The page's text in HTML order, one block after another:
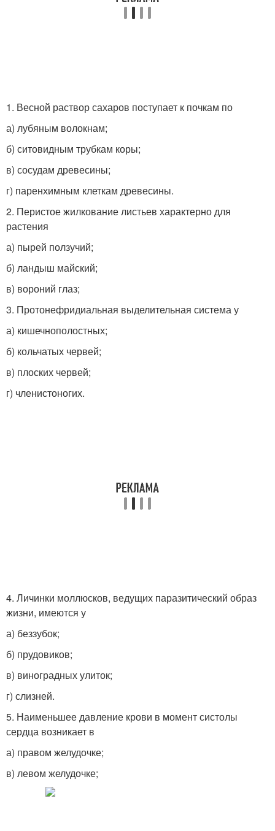
1. Весной раствор сахаров поступает к почкам по
а) лубяным волокнам;
б) ситовидным трубкам коры;
в) сосудам древесины;
г) паренхимным клеткам древесины.
2. Перистое жилкование листьев характерно для
растения
а) пырей ползучий;
б) ландыш майский;
в) вороний глаз;
3. Протонефридиальная выделительная система у
а) кишечнополостных;
б) кольчатых червей;
в) плоских червей;
г) членистоногих.
4. Личинки моллюсков, ведущих паразитический образ
жизни, имеются у
а) беззубок;
б) прудовиков;
в) виноградных улиток;
г) слизней.
5. Наименьшее давление крови в момент систолы
сердца возникает в
а) правом желудочке;
в) левом желудочке;